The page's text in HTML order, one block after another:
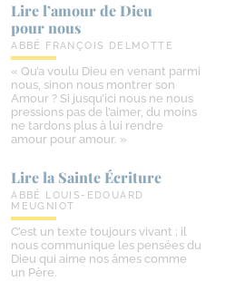
Lire l’amour de Dieu
pour nous
ABBÉ FRANÇOIS DELMOTTE
« Qu’a voulu Dieu en venant parmi
nous, sinon nous montrer son
Amour ? Si jusqu’ici nous ne nous
pressions pas de l’aimer, du moins
ne tardons plus à lui rendre
amour pour amour. »
Lire la Sainte Écriture
ABBÉ LOUIS-EDOUARD
MEUGNIOT
C’est un texte toujours vivant ; il
nous communique les pensées du
Dieu qui aime nos âmes comme
un Père.